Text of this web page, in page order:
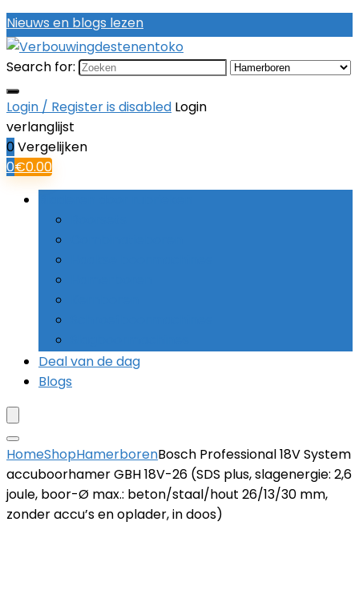
Nieuws en blogs lezen
Search for:
Login / Register is disabled Login
verlanglijst
0 Vergelijken
0€0.00
Deal van de dag
Blogs
HomeShopHamerborenBosch Professional 18V System
accuboorhamer GBH 18V-26 (SDS plus, slagenergie: 2,6
joule, boor-Ø max.: beton/staal/hout 26/13/30 mm,
zonder accu’s en oplader, in doos)